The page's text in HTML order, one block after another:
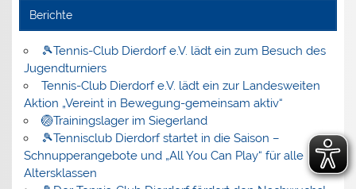
Berichte
🎾Tennis-Club Dierdorf e.V. lädt ein zum Besuch des
Jugendturniers
Tennis-Club Dierdorf e.V. lädt ein zur Landesweiten
Aktion „Vereint in Bewegung-gemeinsam aktiv“
🏐Trainingslager im Siegerland
🎾Tennisclub Dierdorf startet in die Saison –
Schnupperangebote und „All You Can Play“ für alle
Altersklassen